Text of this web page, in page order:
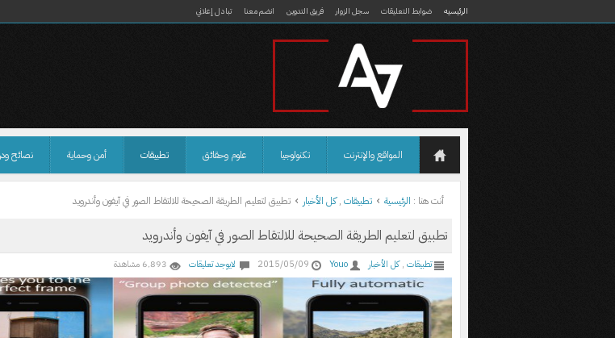
الرئيسيه ضوابط التعليقات سجل الزوار فريق التدوين انضم معنا تبادل إعلاني
المواقع والإنترنت تكنولوجيا علوم وحقائق تطبيقات أمن وحماية نصائح
أنت هنا : الرئيسية تطبيقات ,كل الأخبار تطبيق لتعليم الطريقة الصحيحة للالتقاط الصور في آيفون وأندرويد
تطبيق لتعليم الطريقة الصحيحة للالتقاط الصور في آيفون وأندرويد
تطبيقات ,كل الأخبار Youo
2015/05/09 لايوجد تعليقات 6٬893 مشاهدة